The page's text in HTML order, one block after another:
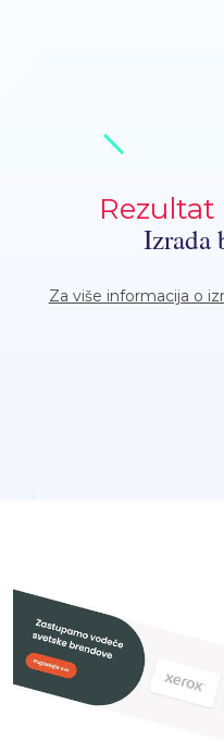
Rezultat
Izrada
Za više informacija o